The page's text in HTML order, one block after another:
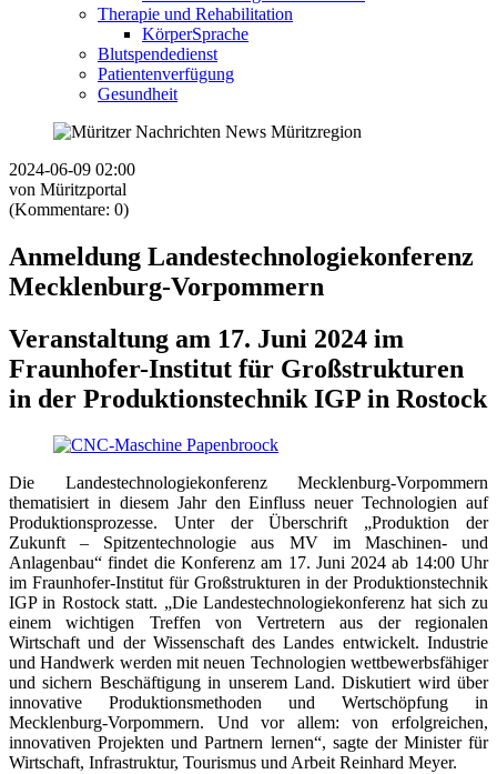
Therapie und Rehabilitation
KörperSprache
Blutspendedienst
Patientenverfügung
Gesundheit
2024-06-09 02:00
von Müritzportal
(Kommentare: 0)
Anmeldung Landestechnologiekonferenz
Mecklenburg-Vorpommern
Veranstaltung am 17. Juni 2024 im
Fraunhofer-Institut für Großstrukturen
in der Produktionstechnik IGP in Rostock
Die Landestechnologiekonferenz Mecklenburg-Vorpommern
thematisiert in diesem Jahr den Einfluss neuer Technologien auf
Produktionsprozesse. Unter der Überschrift „Produktion der
Zukunft – Spitzentechnologie aus MV im Maschinen- und
Anlagenbau“ findet die Konferenz am 17. Juni 2024 ab 14:00 Uhr
im Fraunhofer-Institut für Großstrukturen in der Produktionstechnik
IGP in Rostock statt. „Die Landestechnologiekonferenz hat sich zu
einem wichtigen Treffen von Vertretern aus der regionalen
Wirtschaft und der Wissenschaft des Landes entwickelt. Industrie
und Handwerk werden mit neuen Technologien wettbewerbsfähiger
und sichern Beschäftigung in unserem Land. Diskutiert wird über
innovative Produktionsmethoden und Wertschöpfung in
Mecklenburg-Vorpommern. Und vor allem: von erfolgreichen,
innovativen Projekten und Partnern lernen“, sagte der Minister für
Wirtschaft, Infrastruktur, Tourismus und Arbeit Reinhard Meyer.